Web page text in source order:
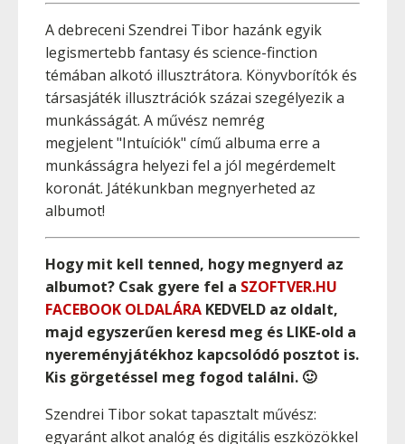
A debreceni Szendrei Tibor hazánk egyik
legismertebb fantasy és science-finction
témában alkotó illusztrátora. Könyvborítók és
társasjáték illusztrációk százai szegélyezik a
munkásságát. A művész nemrég
megjelent "Intuíciók" című albuma erre a
munkásságra helyezi fel a jól megérdemelt
koronát. Játékunkban megnyerheted az
albumot!
Hogy mit kell tenned, hogy megnyerd az
albumot? Csak gyere fel a SZOFTVER.HU
FACEBOOK OLDALÁRA KEDVELD az oldalt,
majd egyszerűen keresd meg és LIKE-old a
nyereményjátékhoz kapcsolódó posztot is.
Kis görgetéssel meg fogod találni. 🙂
Szendrei Tibor sokat tapasztalt művész:
egyaránt alkot analóg és digitális eszközökkel